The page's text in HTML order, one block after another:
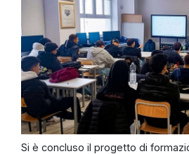
Si è concluso il progetto di